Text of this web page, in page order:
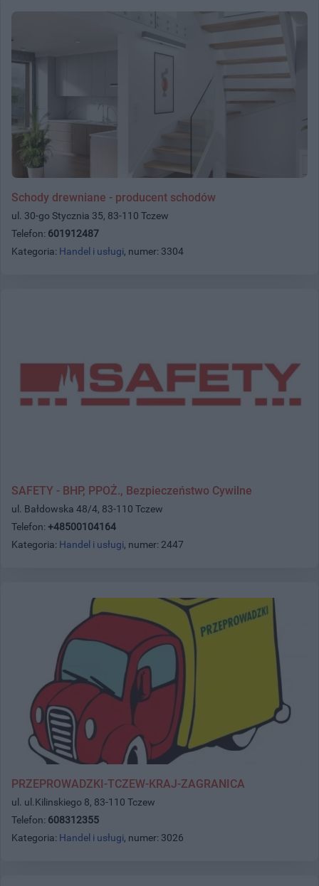
Schody drewniane - producent schodów
ul. 30-go Stycznia 35, 83-110 Tczew
Telefon: 601912487
Kategoria: Handel i usługi, numer: 3304
SAFETY - BHP, PPOŻ., Bezpieczeństwo Cywilne
ul. Bałdowska 48/4, 83-110 Tczew
Telefon: +48500104164
Kategoria: Handel i usługi, numer: 2447
PRZEPROWADZKI-TCZEW-KRAJ-ZAGRANICA
ul. ul.Kilinskiego 8, 83-110 Tczew
Telefon: 608312355
Kategoria: Handel i usługi, numer: 3026